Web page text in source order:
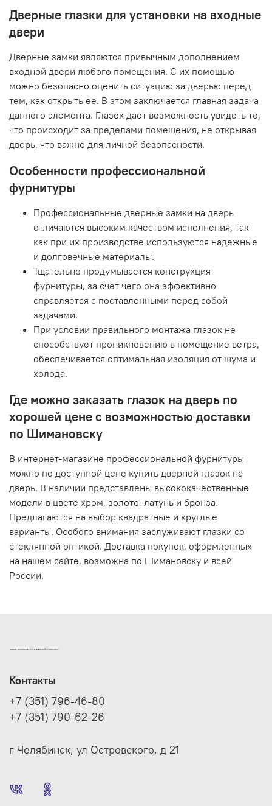
Дверные глазки для установки на входные
двери
Дверные замки являются привычным дополнением
входной двери любого помещения. С их помощью
можно безопасно оценить ситуацию за дверью перед
тем, как открыть ее. В этом заключается главная задача
данного элемента. Глазок дает возможность увидеть то,
что происходит за пределами помещения, не открывая
дверь, что важно для личной безопасности.
Особенности профессиональной
фурнитуры
Профессиональные дверные замки на дверь
отличаются высоким качеством исполнения, так
как при их производстве используются надежные
и долговечные материалы.
Тщательно продумывается конструкция
фурнитуры, за счет чего она эффективно
справляется с поставленными перед собой
задачами.
При условии правильного монтажа глазок не
способствует проникновению в помещение ветра,
обеспечивается оптимальная изоляция от шума и
холода.
Где можно заказать глазок на дверь по
хорошей цене с возможностью доставки
по Шимановску
В интернет-магазине профессиональной фурнитуры
можно по доступной цене купить дверной глазок на
дверь. В наличии представлены высококачественные
модели в цвете хром, золото, латунь и бронза.
Предлагаются на выбор квадратные и круглые
варианты. Особого внимания заслуживают глазки со
стеклянной оптикой. Доставка покупок, оформленных
на нашем сайте, возможна по Шимановску и всей
России.
ИНТЕРНЕТ-МАГАЗИН ДВЕРНОЙ И МЕБЕЛЬНОЙ ФУРНИТУРЫ САМ
Контакты
+7 (351) 796-46-80
+7 (351) 790-62-26
г Челябинск, ул Островского, д 21